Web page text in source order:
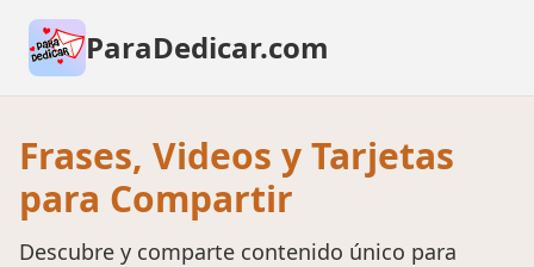
ParaDedicar.com
Frases, Videos y Tarjetas
para Compartir
Descubre y comparte contenido único para